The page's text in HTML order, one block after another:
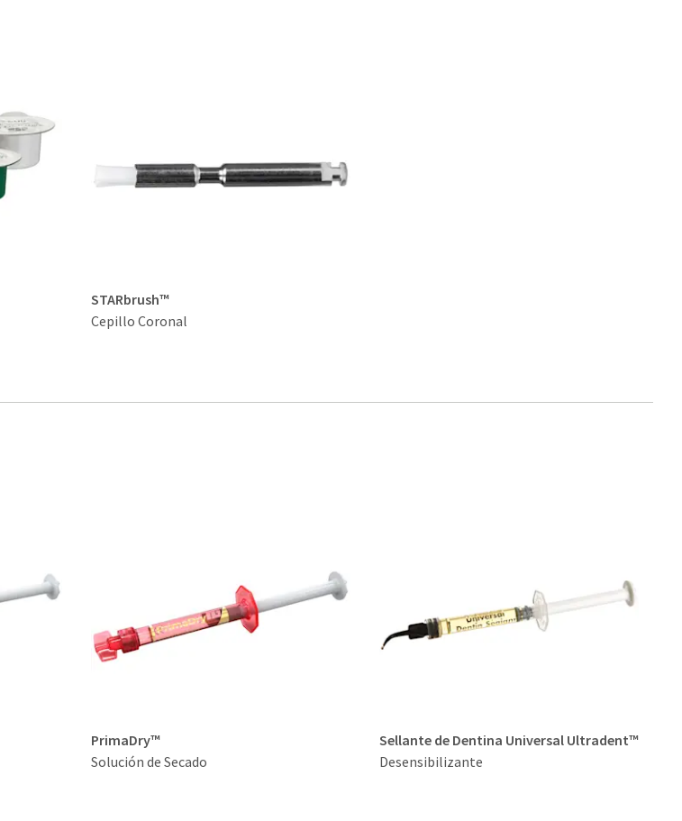
STARbrush™
Cepillo Coronal
PrimaDry™
Solución de Secado
Sellante de Dentina Universal Ultradent™
Desensibilizante